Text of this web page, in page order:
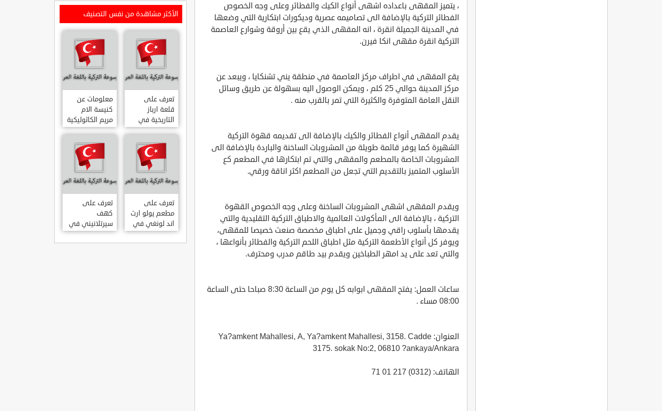
، يتميز المقهى باعداده اشهى أنواع الكيك والفطائر وعلى وجه الخصوص
الفطائر التركية بالإضافة الى تصاميمه عصرية وديكورات ابتكارية التي وضعها
في المدينة الجميلة انقرة ، انه المقهى الذي يقع بين أروقة وشوارع العاصمة
التركية انقرة مقهى انكا فيرن.
يقع المقهى في اطراف مركز العاصمة في منطقة يني تشنكايا ، ويبعد عن
مركز المدينة حوالي 25 كلم ، ويمكن الوصول اليه بسهولة عن طريق وسائل
النقل العامة المتوفرة والكثيرة التي تمر بالقرب منه .
يقدم المقهى أنواع الفطائر والكيك بالإضافة الى تقديمه قهوة التركية
الشهيرة كما يوفر قائمة طويلة من المشروبات الساخنة والباردة بالإضافة الى
المشروبات الخاصة بالمطعم والمقهى والتي تم ابتكارها في المطعم كع
الأسلوب المتميز بالتقديم التي تجعل من المطعم اكثر اناقة ورقي.
ويقدم المقهى اشهى المشروبات الساخنة وعلى وجه الخصوص القهوة
التركية ، بالإضافة الى المأكولات العالمية والاطباق التركية التقليدية والتي
يقدمها بأسلوب راقي وجميل على اطباق مخصصة صنعت خصيصا للمقهى،
ويوفر كل أنواع الأطعمة التركية مثل اطباق اللحم التركية والفطائر بأنواعها ،
والتي تعد على يد امهر الطباخين ويقدم بيد طاقم مدرب ومحترف.
ساعات العمل: يفتح المقهى ابوابه كل يوم من الساعة 8:30 صباحا حتى الساعة
08:00 مساء .
العنوان: Ya?amkent Mahallesi, A, Ya?amkent Mahallesi, 3158. Cadde
3175. sokak No:2, 06810 ?ankaya/Ankara
الهاتف: (0312) 217 01 71
الأكثر مشاهدة من نفس التصنيف
تعرف على
قلعة ارباز
التاريخية في
ولاية ايدن.. من
القلاع الدولة
العثمانية
ARPAZ
KALESI AYDIN
معلومات عن
كنيسة الام
مريم الكاثوليكية
في هاتي .. من
معالم المدينة
التاريخية
والدينية
MERYEM ANA
KATOLIK
KILISESI
HATAY
تعرف على
مطعم يولو ارت
اند لونغي في
ازمير .. مطعم
بجدران متحف
تعرف على
كهف
سيرتلانيني في
ولاية ايدن .. من
اعاجيب الطبيعة